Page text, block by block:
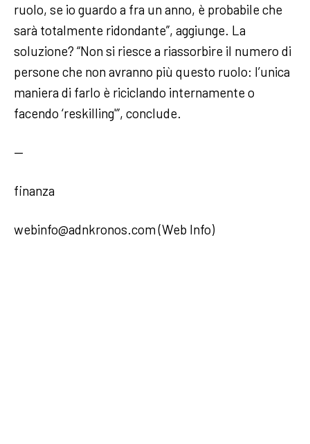
ruolo, se io guardo a fra un anno, è probabile che
sarà totalmente ridondante”, aggiunge. La
soluzione? “Non si riesce a riassorbire il numero di
persone che non avranno più questo ruolo: l’unica
maniera di farlo è riciclando internamente o
facendo ‘reskilling'”, conclude.
—
finanza
webinfo@adnkronos.com (Web Info)